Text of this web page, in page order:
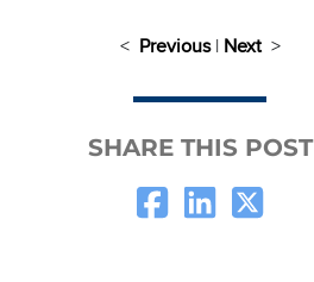
< Previous| Next>
SHARE THIS POST